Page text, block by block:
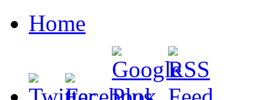
Home